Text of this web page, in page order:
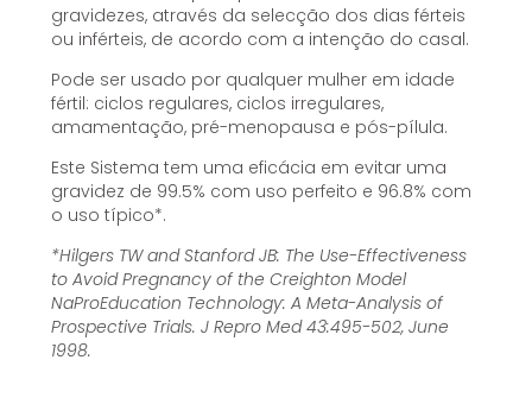
gravidezes, através da selecção dos dias férteis
ou inférteis, de acordo com a intenção do casal.
Pode ser usado por qualquer mulher em idade
fértil: ciclos regulares, ciclos irregulares,
amamentação, pré-menopausa e pós-pílula.
Este Sistema tem uma eficácia em evitar uma
gravidez de 99.5% com uso perfeito e 96.8% com
o uso típico*.
*Hilgers TW and Stanford JB: The Use-Effectiveness
to Avoid Pregnancy of the Creighton Model
NaProEducation Technology: A Meta-Analysis of
Prospective Trials. J Repro Med 43:495-502, June
1998.